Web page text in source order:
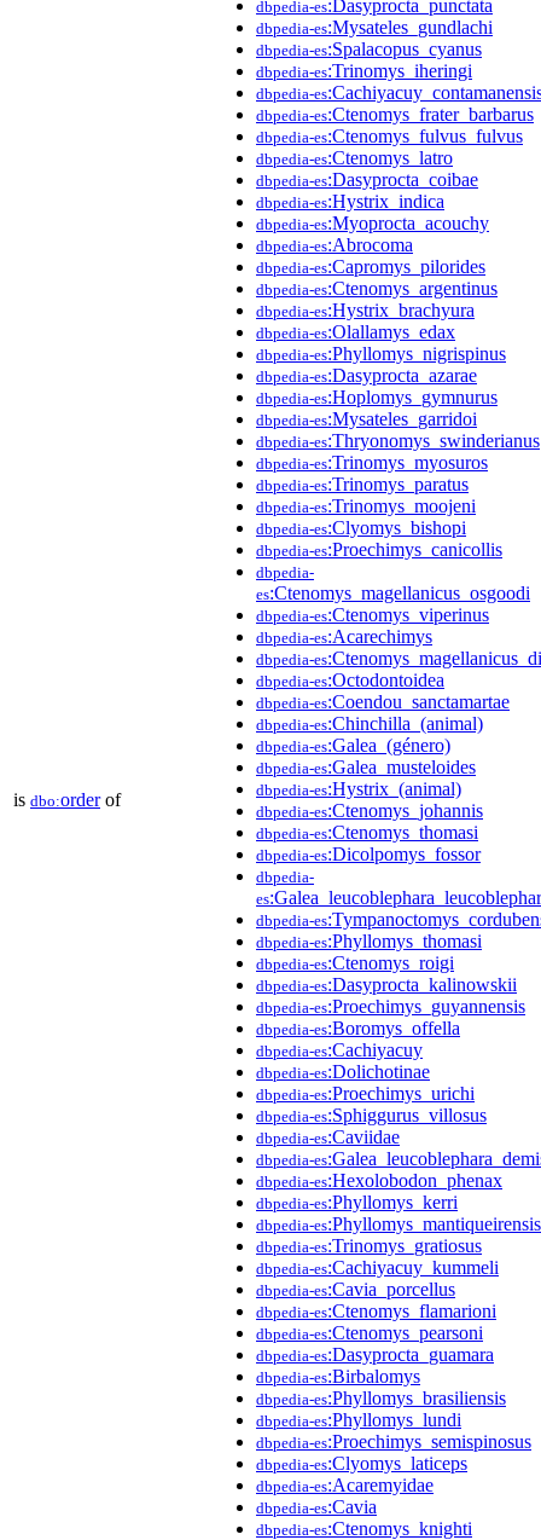
is dbo:orderof
dbpedia-es:Dasyprocta_punctata
dbpedia-es:Mysateles_gundlachi
dbpedia-es:Spalacopus_cyanus
dbpedia-es:Trinomys_iheringi
dbpedia-es
dbpedia-es:Ctenomys_frater_barbarus
dbpedia-es:Ctenomys_fulvus_fulvus
dbpedia-es:Ctenomys_latro
dbpedia-es:Dasyprocta_coibae
dbpedia-es:Hystrix_indica
dbpedia-es:Myoprocta_acouchy
dbpedia-es:Abrocoma
dbpedia-es:Capromys_pilorides
dbpedia-es:Ctenomys_argentinus
dbpedia-es:Hystrix_brachyura
dbpedia-es:Olallamys_edax
dbpedia-es:Phyllomys_nigrispinus
dbpedia-es:Dasyprocta_azarae
dbpedia-es:Hoplomys_gymnurus
dbpedia-es:Mysateles_garridoi
dbpedia-es:Thryonomys_swinderianus
dbpedia-es:Trinomys_myosuros
dbpedia-es:Trinomys_paratus
dbpedia-es:Trinomys_moojeni
dbpedia-es:Clyomys_bishopi
dbpedia-es:Proechimys_canicollis
dbpedia-
es:Ctenomys_magellanicus_osgoodi
dbpedia-es:Ctenomys_viperinus
dbpedia-es:Acarechimys
dbpedia-es
dbpedia-es:Octodontoidea
dbpedia-es:Coendou_sanctamartae
dbpedia-es:Chinchilla_(animal)
dbpedia-es:Galea_(género)
dbpedia-es:Galea_musteloides
dbpedia-es:Hystrix_(animal)
dbpedia-es:Ctenomys_johannis
dbpedia-es:Ctenomys_thomasi
dbpedia-es:Dicolpomys_fossor
dbpedia-
es
dbpedia-es
dbpedia-es:Phyllomys_thomasi
dbpedia-es:Ctenomys_roigi
dbpedia-es:Dasyprocta_kalinowskii
dbpedia-es:Proechimys_guyannensis
dbpedia-es:Boromys_offella
dbpedia-es:Cachiyacuy
dbpedia-es:Dolichotinae
dbpedia-es:Proechimys_urichi
dbpedia-es:Sphiggurus_villosus
dbpedia-es:Caviidae
dbpedia-es
dbpedia-es:Hexolobodon_phenax
dbpedia-es:Phyllomys_kerri
dbpedia-es:Phyllomys_mantiqueirensis
dbpedia-es:Trinomys_gratiosus
dbpedia-es:Cachiyacuy_kummeli
dbpedia-es:Cavia_porcellus
dbpedia-es:Ctenomys_flamarioni
dbpedia-es:Ctenomys_pearsoni
dbpedia-es:Dasyprocta_guamara
dbpedia-es:Birbalomys
dbpedia-es:Phyllomys_brasiliensis
dbpedia-es:Phyllomys_lundi
dbpedia-es:Proechimys_semispinosus
dbpedia-es:Clyomys_laticeps
dbpedia-es:Acaremyidae
dbpedia-es:Cavia
dbpedia-es:Ctenomys_knighti